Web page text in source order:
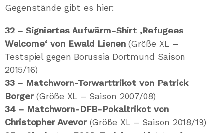
Gegenstände gibt es hier:
32 – Signiertes Aufwärm-Shirt ‚Refugees
Welcome‘ von Ewald Lienen (Größe XL –
Testspiel gegen Borussia Dortmund Saison
2015/16)
33 – Matchworn-Torwarttrikot von Patrick
Borger (Größe XL – Saison 2007/08)
34 – Matchworn-DFB-Pokaltrikot von
Christopher Avevor (Größe XL – Saison 2018/19)